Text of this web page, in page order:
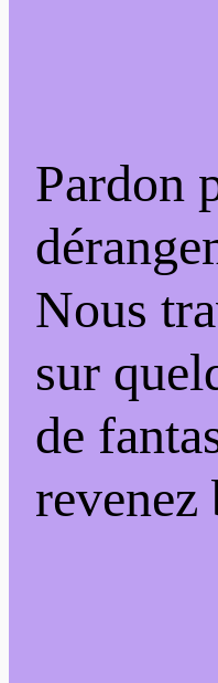
Pardon
Nous
sur
de
revenez